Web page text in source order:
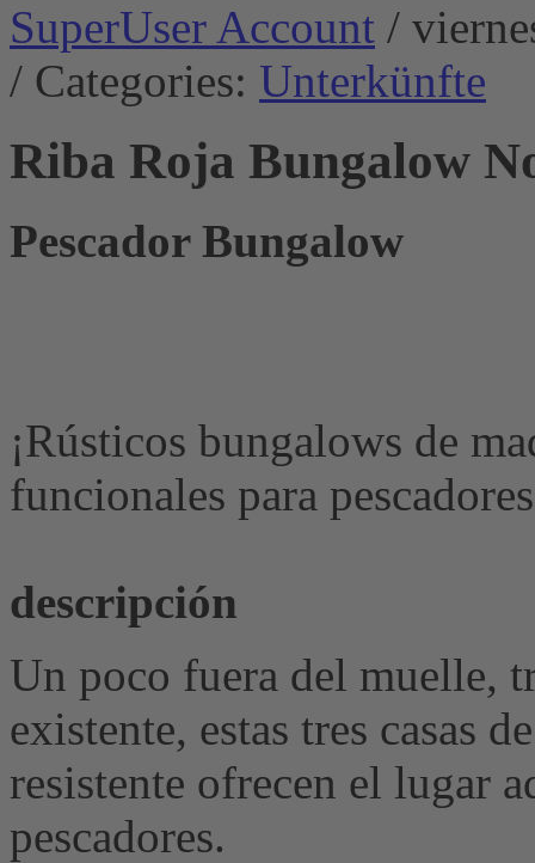
SuperUser Account /
/ Categories: Unterkünfte
Riba Roja Bungalow
Pescador Bungalow
¡Rústicos bungalows de
funcionales para
descripción
Un poco fuera del muelle,
existente, estas tres casas
resistente ofrecen el lugar
pescadores.